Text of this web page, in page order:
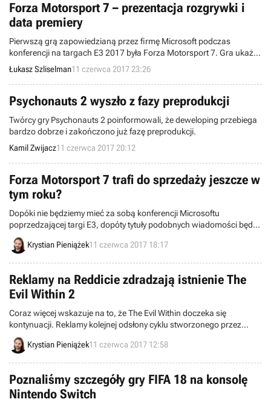
Forza Motorsport 7 – prezentacja rozgrywki i
data premiery
Pierwszą grą zapowiedzianą przez firmę Microsoft podczas
konferencji na targach E3 2017 była Forza Motorsport 7. Gra ukaże
się na Xboksie One i Windowsie 10 jesienią.
Łukasz Szliselman11 czerwca 2017 23:26
Psychonauts 2 wyszło z fazy preprodukcji
Twórcy gry Psychonauts 2 poinformowali, że deweloping przebiega
bardzo dobrze i zakończono już fazę preprodukcji.
Kamil Zwijacz11 czerwca 2017 20:12
Forza Motorsport 7 trafi do sprzedaży jeszcze w
tym roku?
Dopóki nie będziemy mieć za sobą konferencji Microsoftu
poprzedzającej targi E3, dopóty tytuły podobnych wiadomości będą
kończyć się znakiem zapytania. Istnieje całkiem spora szansa na to,
że zaledwie kilka godzin dzieli nas od zapowiedzi siódmej odsłony
Krystian Pieniążek11 czerwca 2017 18:17
Reklamy na Reddicie zdradzają istnienie The
Evil Within 2
Coraz więcej wskazuje na to, że The Evil Within doczeka się
kontynuacji. Reklamy kolejnej odsłony cyklu stworzonego przez
Shinjiego Mikamiego pojawiły się bowiem w serwisie Reddit.
Krystian Pieniążek11 czerwca 2017 12:58
Poznaliśmy szczegóły gry FIFA 18 na konsolę
Nintendo Switch